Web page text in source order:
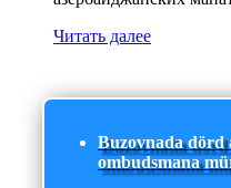
Читать далее
Buzovnada dörd
ombudsmana